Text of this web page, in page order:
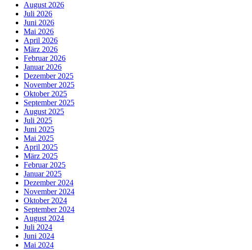
August 2026
Juli 2026
Juni 2026
Mai 2026
April 2026
März 2026
Februar 2026
Januar 2026
Dezember 2025
November 2025
Oktober 2025
September 2025
August 2025
Juli 2025
Juni 2025
Mai 2025
April 2025
März 2025
Februar 2025
Januar 2025
Dezember 2024
November 2024
Oktober 2024
September 2024
August 2024
Juli 2024
Juni 2024
Mai 2024